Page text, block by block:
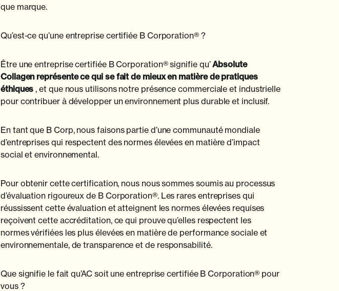
que marque.
Qu’est-ce qu’une entreprise certifiée B Corporation® ?
Être une entreprise certifiée B Corporation® signifie qu’Absolute
Collagen représente ce qui se fait de mieux en matière de pratiques
éthiques, et que nous utilisons notre présence commerciale et industrielle
pour contribuer à développer un environnement plus durable et inclusif.
En tant que B Corp, nous faisons partie d’une communauté mondiale
d’entreprises qui respectent des normes élevées en matière d’impact
social et environnemental.
Pour obtenir cette certification, nous nous sommes soumis au processus
d’évaluation rigoureux de B Corporation®. Les rares entreprises qui
réussissent cette évaluation et atteignent les normes élevées requises
reçoivent cette accréditation, ce qui prouve qu’elles respectent les
normes vérifiées les plus élevées en matière de performance sociale et
environnementale, de transparence et de responsabilité.
Que signifie le fait qu’AC soit une entreprise certifiée B Corporation® pour
vous ?